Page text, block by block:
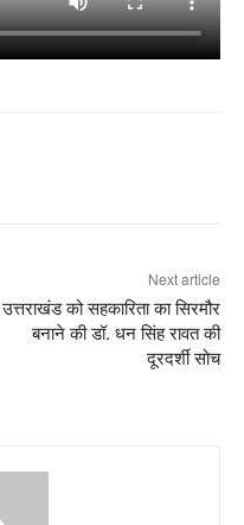
Next article
उत्तराखंड को सहकारिता का सिरमौर
बनाने की डॉ. धन सिंह रावत की
दूरदर्शी सोच